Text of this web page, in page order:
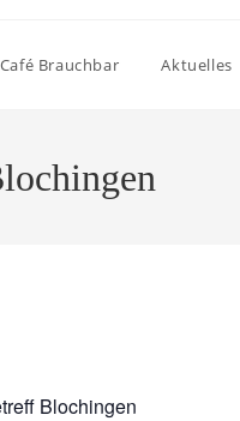
Café Brauchbar Aktuelles
Blochingen